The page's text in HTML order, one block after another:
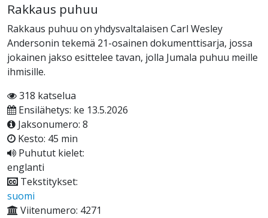
Rakkaus puhuu
Rakkaus puhuu on yhdysvaltalaisen Carl Wesley
Andersonin tekemä 21-osainen dokumenttisarja, jossa
jokainen jakso esittelee tavan, jolla Jumala puhuu meille
ihmisille.
318 katselua
Ensilähetys: ke 13.5.2026
Jaksonumero: 8
Kesto: 45 min
Puhutut kielet:
englanti
Tekstitykset:
suomi
Viitenumero: 4271